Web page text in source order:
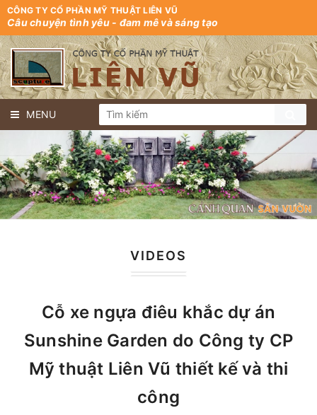
CÔNG TY CỔ PHẦN MỸ THUẬT LIÊN VŨ
Câu chuyện tình yêu - đam mê và sáng tạo
MENU
VIDEOS
Cỗ xe ngựa điêu khắc dự án
Sunshine Garden do Công ty CP
Mỹ thuật Liên Vũ thiết kế và thi
công